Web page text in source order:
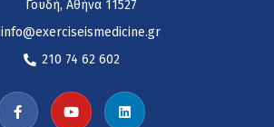
Γουδή, Αθήνα 11527
info@exerciseismedicine.gr
210 74 62 602